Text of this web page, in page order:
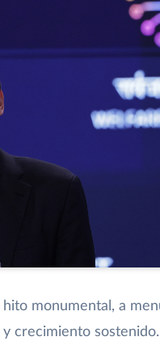
monumental, a
crecimiento sostenido.